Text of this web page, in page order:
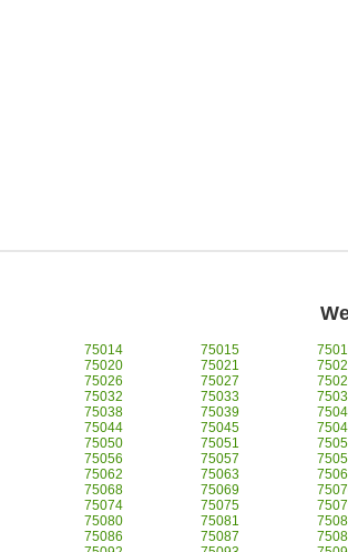
75014 75015
75020
75021
75026
75027
75032
75033
75038
75039
75044
75045
75050
75051
75056
75057
75062
75063
75068
75069
75074
75075
75080
75081
75086
75087